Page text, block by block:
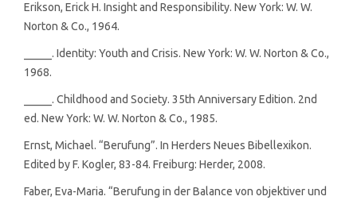
Erikson, Erick H. Insight and Responsibility. New York: W. W.
Norton & Co., 1964.
_____. Identity: Youth and Crisis. New York: W. W. Norton & Co.,
1968.
_____. Childhood and Society. 35th Anniversary Edition. 2nd
ed. New York: W. W. Norton & Co., 1985.
Ernst, Michael. “Berufung”. In Herders Neues Bibellexikon.
Edited by F. Kogler, 83-84. Freiburg: Herder, 2008.
Faber, Eva-Maria. “Berufung in der Balance von objektiver und